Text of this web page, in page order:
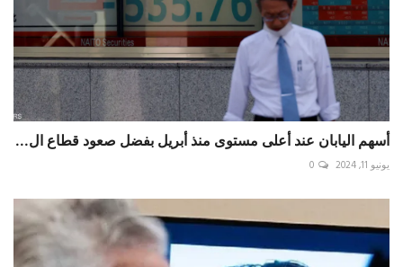
أسهم اليابان عند أعلى مستوى منذ أبريل بفضل صعود قطاع ال...
يونيو 11, 2024 0